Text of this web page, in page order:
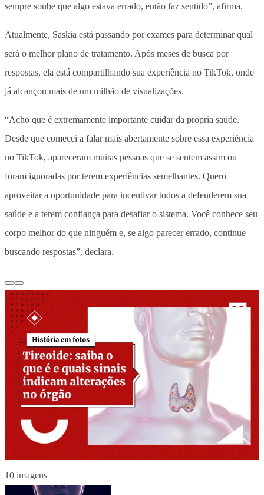
sempre soube que algo estava errado, então faz sentido”, afirma.
Atualmente, Saskia está passando por exames para determinar qual
será o melhor plano de tratamento. Após meses de busca por
respostas, ela está compartilhando sua experiência no TikTok, onde
já alcançou mais de um milhão de visualizações.
“Acho que é extremamente importante cuidar da própria saúde.
Desde que comecei a falar mais abertamente sobre essa experiência
no TikTok, apareceram muitas pessoas que se sentem assim ou
foram ignoradas por terem experiências semelhantes. Quero
aproveitar a oportunidade para incentivar todos a defenderem sua
saúde e a terem confiança para desafiar o sistema. Você conhece seu
corpo melhor do que ninguém e, se algo parecer errado, continue
buscando respostas”, declara.
10 imagens